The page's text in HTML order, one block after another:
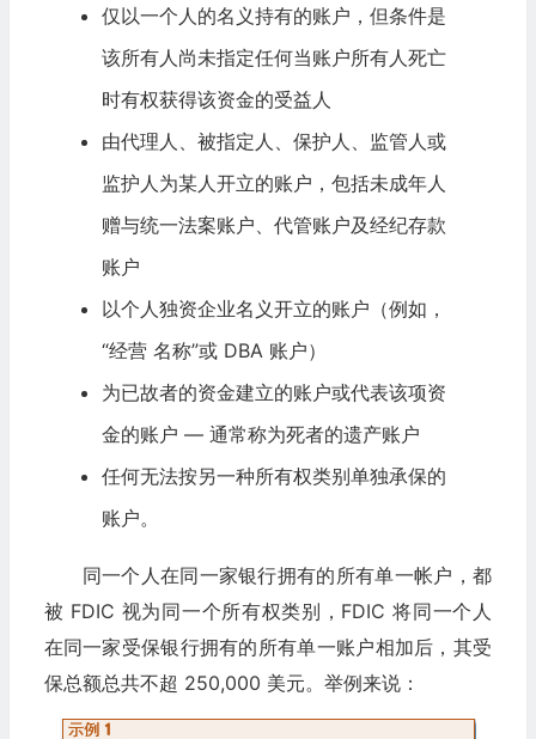
仅以一个人的名义持有的账户，但条件是
该所有人尚未指定任何当账户所有人死亡
时有权获得该资金的受益人
由代理人、被指定人、保护人、监管人或
监护人为某人开立的账户，包括未成年人
赠与统一法案账户、代管账户及经纪存款
账户
以个人独资企业名义开立的账户（例如，
“经营 名称”或 DBA 账户）
为已故者的资金建立的账户或代表该项资
金的账户 — 通常称为死者的遗产账户
任何无法按另一种所有权类别单独承保的
账户。
同一个人在同一家银行拥有的所有单一帐户，都
被 FDIC 视为同一个所有权类别，FDIC 将同一个人
在同一家受保银行拥有的所有单一账户相加后，其受
保总额总共不超 250,000 美元。举例来说：